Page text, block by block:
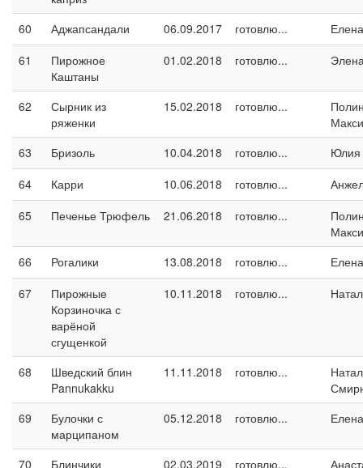
60 Аджапсандали 06.09.2017 готовлю...
Елена
61
Пирожное
Каштаны
01.02.2018 готовлю...
62
Сырник из
ряженки
15.02.2018 готовлю...
63
Бризоль 10.04.2018 готовлю...
Юлия
64
Карри 10.06.2018 готовлю...
65
Печенье Трюфель 21.06.2018 готовлю...
66
Рогалики 13.08.2018 готовлю...
67
Пирожные
Корзиночка с
варёной
сгущенкой
10.11.2018 готовлю...
68
Шведский блин
Pannukakku
11.11.2018 готовлю...
69
Булочки с
марципаном
05.12.2018 готовлю...
70
Блинчики
02.03.2019 готовлю...